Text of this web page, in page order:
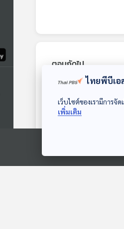
ตอนถัดไป
EP. 278: ‘คอนเชต
ตา’ เธอเพียงอยาก
ไทยพีบีเอ
เว็บไซต์ของเรามีการ
เพิ่มเติม